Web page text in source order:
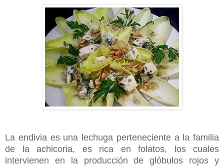
La endivia es una lechuga perteneciente a la familia
de la achicoria, es rica en folatos, los cuales
intervienen en la producción de glóbulos rojos y